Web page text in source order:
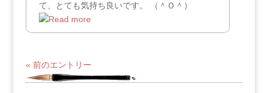
て、とても気持ち良いです。 （＾Ｏ＾）
« 前のエントリー